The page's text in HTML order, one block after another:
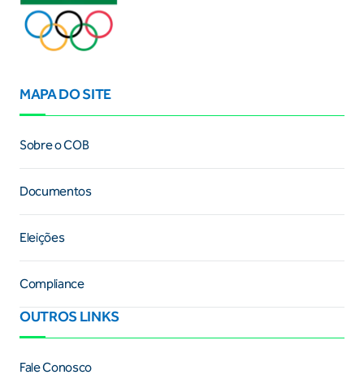
MAPA DO SITE
Sobre o COB
Documentos
Eleições
Compliance
OUTROS LINKS
Fale Conosco